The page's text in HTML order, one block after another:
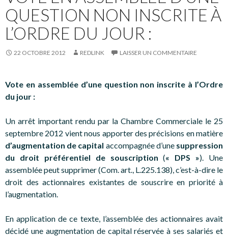
QUESTION NON INSCRITE À
L’ORDRE DU JOUR :
22 OCTOBRE 2012 REDLINK LAISSER UN COMMENTAIRE
Vote en assemblée d’une question non inscrite à l’Ordre
du jour :
Un arrêt important rendu par la Chambre Commerciale le 25
septembre 2012 vient nous apporter des précisions en matière
d’augmentation de capital accompagnée d’une suppression
du droit préférentiel de souscription (« DPS »). Une
assemblée peut supprimer (Com. art., L.225.138), c’est-à-dire le
droit des actionnaires existantes de souscrire en priorité à
l’augmentation.
En application de ce texte, l’assemblée des actionnaires avait
décidé une augmentation de capital réservée à ses salariés et